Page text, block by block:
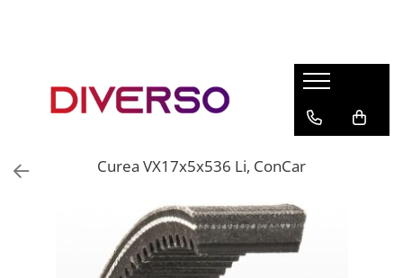
ASA
Curea VX17x5x536 Li, ConCar